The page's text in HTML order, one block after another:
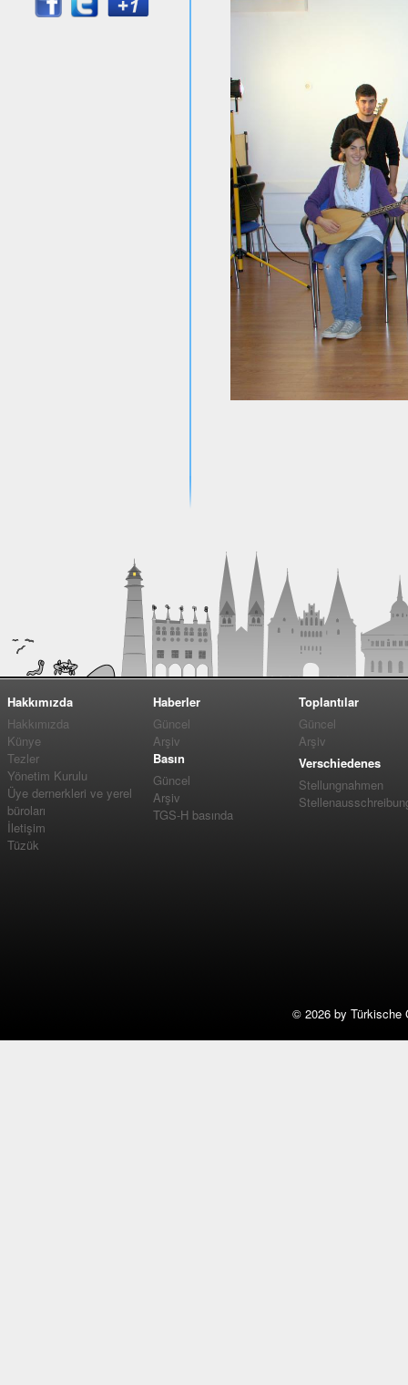
Hakkımızda
Hakkımızda
Künye
Tezler
Yönetim Kurulu
Üye dernerkleri ve yerel
büroları
İletişim
Tüzük
Haberler
Güncel
Arşiv
Basın
Güncel
Arşiv
TGS-H basında
Toplantılar
Güncel
Arşiv
Verschiedenes
Stellungnahmen
© 2026 by Türkische